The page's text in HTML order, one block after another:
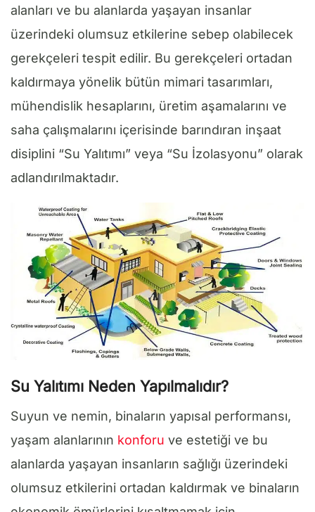
alanları ve bu alanlarda yaşayan insanlar
üzerindeki olumsuz etkilerine sebep olabilecek
gerekçeleri tespit edilir. Bu gerekçeleri ortadan
kaldırmaya yönelik bütün mimari tasarımları,
mühendislik hesaplarını, üretim aşamalarını ve
saha çalışmalarını içerisinde barındıran inşaat
disiplini “Su Yalıtımı” veya “Su İzolasyonu” olarak
adlandırılmaktadır.
Su Yalıtımı Neden Yapılmalıdır?
Suyun ve nemin, binaların yapısal performansı,
yaşam alanlarının konforu ve estetiği ve bu
alanlarda yaşayan insanların sağlığı üzerindeki
olumsuz etkilerini ortadan kaldırmak ve binaların